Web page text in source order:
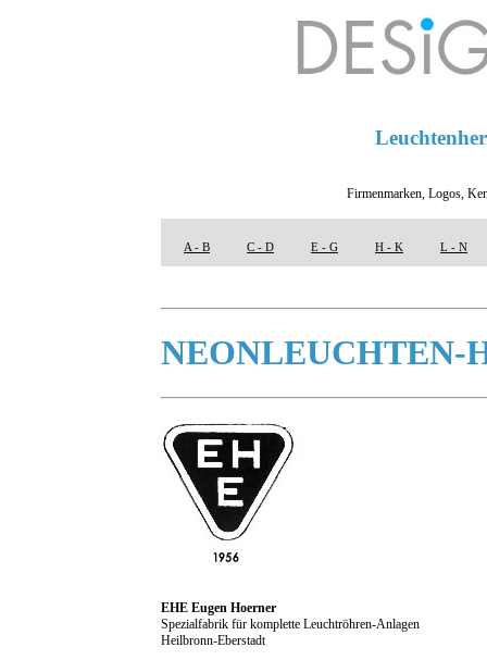
Firmenmarken, Logos,
A - B C - D E - G H - K L - N
NEONLEUCHTEN-
EHE Eugen Hoerner
Spezialfabrik für komplette Leuchtröhren-Anlagen
Heilbronn-Eberstadt